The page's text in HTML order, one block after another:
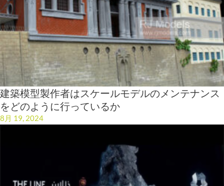
建築模型製作者はスケールモデルのメンテナンス
をどのように行っているか
8月 19, 2024